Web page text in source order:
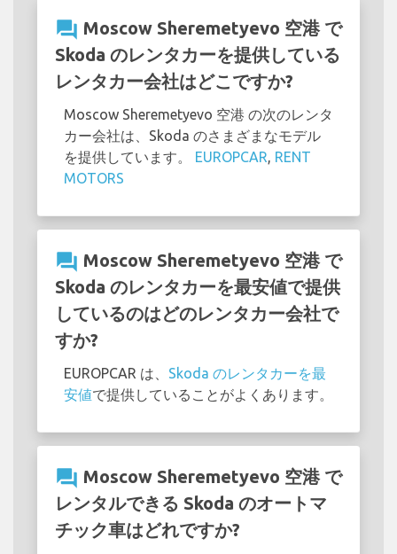
question_answer Moscow Sheremetyevo 空港 で
Skoda のレンタカーを提供している
レンタカー会社はどこですか?
Moscow Sheremetyevo 空港 の次のレンタ
カー会社は、Skoda のさまざまなモデル
を提供しています。 EUROPCAR, RENT
MOTORS
question_answer Moscow Sheremetyevo 空港 で
Skoda のレンタカーを最安値で提供
しているのはどのレンタカー会社で
すか?
EUROPCAR は、 Skoda のレンタカーを最
安値で提供していることがよくあります。
question_answer Moscow Sheremetyevo 空港 で
レンタルできる Skoda のオートマ
チック車はどれですか?